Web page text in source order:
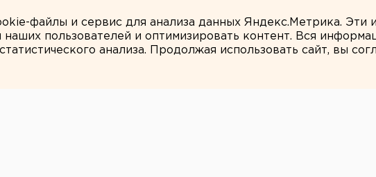
файлы и сервис для анализа данных Яндекс.Метрика. Эти
наших пользователей и оптимизировать контент. Вся
анализа. Продолжая использовать сайт, вы